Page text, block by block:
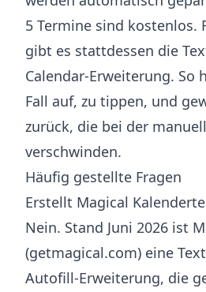
5 Termine sind kostenlos.
gibt es stattdessen die
Calendar-Erweiterung. So
Fall auf, zu tippen, und
zurück, die bei der
verschwinden.
Häufig gestellte Fragen
Erstellt Magical
Nein. Stand Juni 2026 ist
(getmagical.com) eine
Autofill-Erweiterung, die